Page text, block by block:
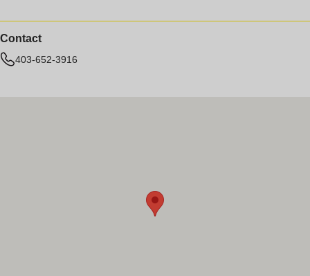
Contact
403-652-3916